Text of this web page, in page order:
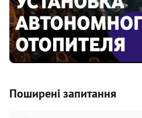
Поширені запитання